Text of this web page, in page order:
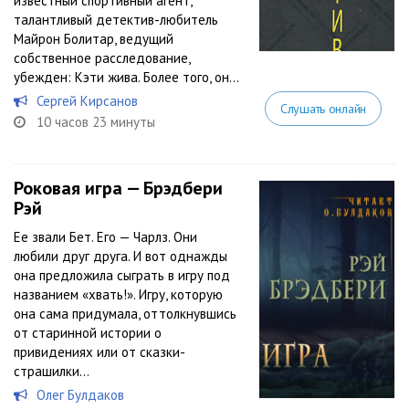
талантливый детектив-любитель
Майрон Болитар, ведущий
собственное расследование,
убежден: Кэти жива. Более того, он...
Сергей Кирсанов
10 часов 23 минуты
Слушать онлайн
Роковая игра — Брэдбери
Рэй
Ее звали Бет. Его — Чарлз. Они
любили друг друга. И вот однажды
она предложила сыграть в игру под
названием «хвать!». Игру, которую
она сама придумала, оттолкнувшись
от старинной истории о
привидениях или от сказки-
страшилки…
Олег Булдаков